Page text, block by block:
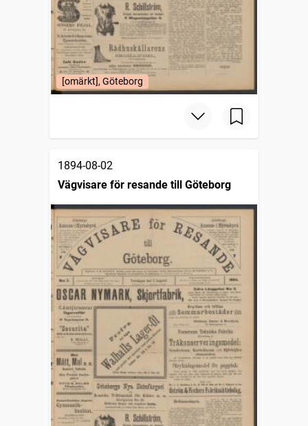
[omärkt], Göteborg
1894-08-02
Vägvisare för resande till Göteborg